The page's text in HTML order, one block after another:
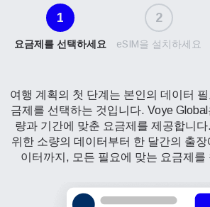
1
요금제를 선택하세요
2
eSIM을 설치하세요
여행 계획의 첫 단계는 본인의 데이터
금제를 선택하는 것입니다. Voye
량과 기간에 맞춘 요금제를 제공합니
위한 소량의 데이터부터 한 달간의 출장
이터까지, 모든 필요에 맞는 요금제를